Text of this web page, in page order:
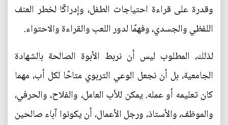
وقدرة على قراءة احتياجات الطفل، وإدراكًا لخطر العنف
اللفظي والجسدي، وفهمًا لدور اللعب والقراءة والاحتواء.
لذلك، المطلوب ليس أن نربط الأبوة الصالحة بالشهادة
الجامعية، بل أن نجعل الوعي التربوي متاحًا لكل أب، مهما
كان تعليمه أو عمله. يمكن للأب العامل، والفلاح، والحرفي،
والموظف، والأستاذ، ورجل الأعمال، أن يكونوا آباء صالحين